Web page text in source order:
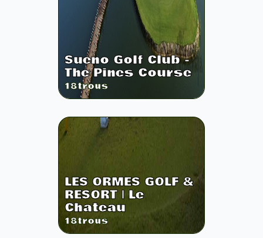
Sueno Golf Club -
The Pines Course
18trous
LES ORMES GOLF &
RESORT | Le
Chateau
18trous